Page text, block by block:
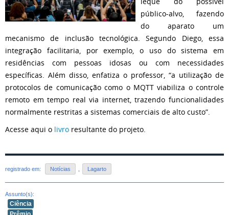
público-alvo, fazendo
do aparato um
mecanismo de inclusão tecnológica. Segundo Diego, essa
integração facilitaria, por exemplo, o uso do sistema em
residências com pessoas idosas ou com necessidades
específicas. Além disso, enfatiza o professor, “a utilização de
protocolos de comunicação como o MQTT viabiliza o controle
remoto em tempo real via internet, trazendo funcionalidades
normalmente restritas a sistemas comerciais de alto custo”.
Acesse aqui o livro resultante do projeto.
registrado em: Notícias Lagarto
Assunto(s):
Ciência